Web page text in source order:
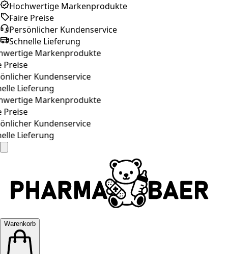
Hochwertige Markenprodukte
Faire Preise
Persönlicher Kundenservice
Schnelle Lieferung
Markenprodukte
Kundenservice
Lieferung
Markenprodukte
Kundenservice
Lieferung
Warenkorb